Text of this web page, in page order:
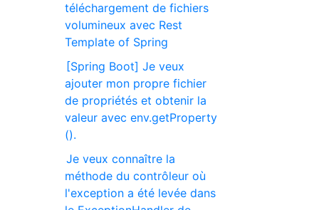
téléchargement de fichiers
volumineux avec Rest
Template of Spring
[Spring Boot] Je veux
ajouter mon propre fichier
de propriétés et obtenir la
valeur avec env.getProperty
().
Je veux connaître la
méthode du contrôleur où
l'exception a été levée dans